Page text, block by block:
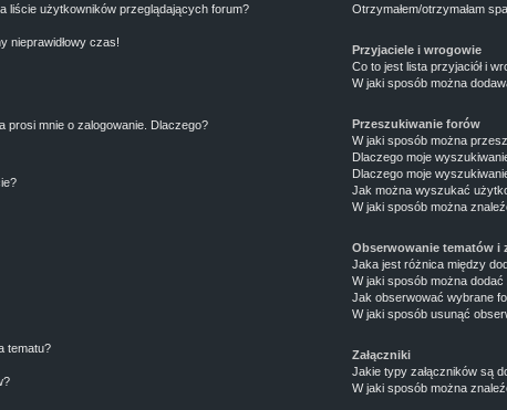
liście użytkowników przeglądających forum?
nieprawidłowy czas!
prosi mnie o zalogowanie. Dlaczego?
tematu?
Otrzymałem/otrzymałam
Przyjaciele i wrogowie
Co to jest lista przyjaciół i
W jaki sposób można
Przeszukiwanie forów
W jaki sposób można
Dlaczego moje
Dlaczego moje
Jak można wyszukać
W jaki sposób można
Obserwowanie tematów i
Jaka jest różnica między
W jaki sposób można
Jak obserwować wybrane
W jaki sposób usunąć
Załączniki
Jakie typy załączników są
W jaki sposób można